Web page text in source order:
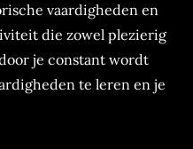
vaardigheden en
die zowel plezierig
je constant wordt
te leren en je